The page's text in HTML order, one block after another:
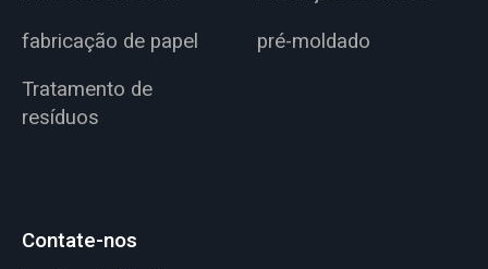
fabricação de papel
pré-moldado
Tratamento de
resíduos
Contate-nos